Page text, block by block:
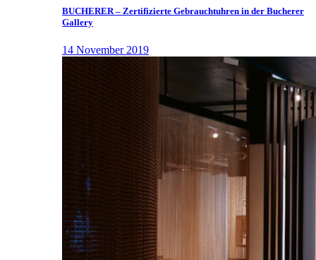
BUCHERER – Zertifizierte Gebrauchtuhren in der Bucherer
Gallery
14 November 2019